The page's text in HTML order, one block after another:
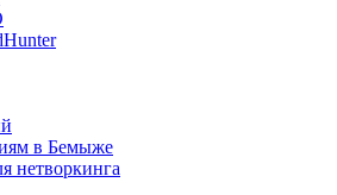
в Бемыже
нетворкинга